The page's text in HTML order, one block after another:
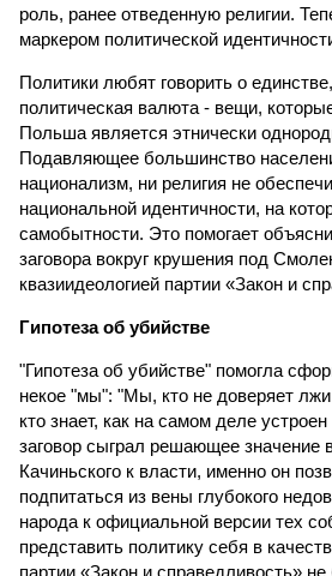
роль, ранее отведенную религии.
маркером политической
Политики любят говорить о
политическая валюта - вещи,
Польша является этнически
Подавляющее большинство
национализм, ни религия не
национальной идентичности, на
самобытности. Это помогает
заговора вокруг крушения под
квазиидеологией партии «Закон и
Гипотеза об убийстве
"Гипотеза об убийстве" помогла
некое "мы": "Мы, кто не доверяет
кто знает, как на самом деле
заговор сыграл решающее значение
Качиньского к власти, именно он
подпитаться из вены глубокого
народа к официальной версии тех
представить политику себя в
партии «Закон и справедливость»